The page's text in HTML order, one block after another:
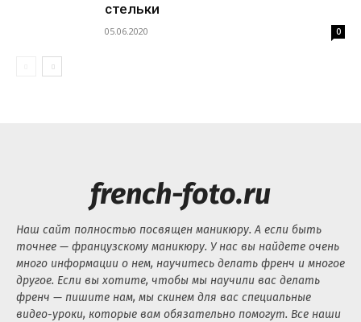
стельки
05.06.2020 0
french-foto.ru
Наш сайт полностью посвящен маникюру. А если быть
точнее — французскому маникюру. У нас вы найдете очень
много информации о нем, научитесь делать френч и многое
другое. Если вы хотите, чтобы мы научили вас делать
френч — пишите нам, мы скинем для вас специальные
видео-уроки, которые вам обязательно помогут. Все наши